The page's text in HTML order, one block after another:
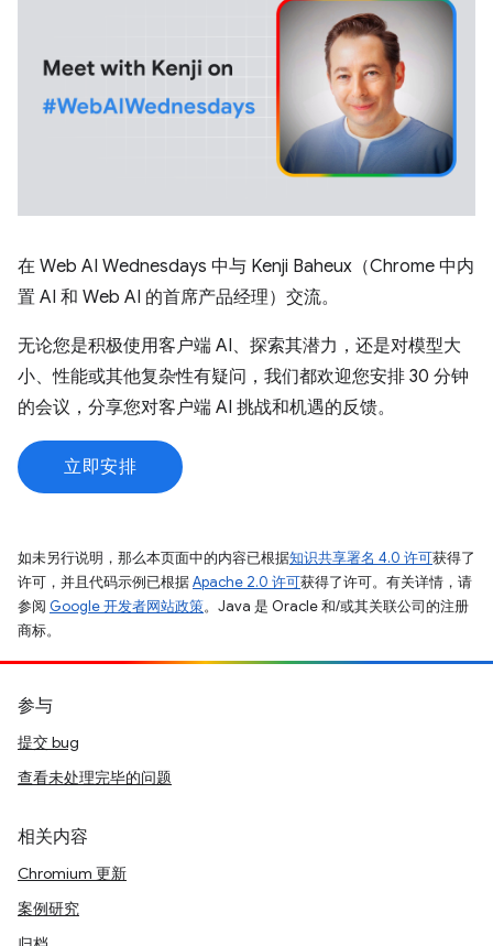
在 Web AI Wednesdays 中与 Kenji Baheux（Chrome 中内
置 AI 和 Web AI 的首席产品经理）交流。
无论您是积极使用客户端 AI、探索其潜力，还是对模型大
小、性能或其他复杂性有疑问，我们都欢迎您安排 30 分钟
的会议，分享您对客户端 AI 挑战和机遇的反馈。
立即安排
如未另行说明，那么本页面中的内容已根据知识共享署名 4.0 许可获得了
许可，并且代码示例已根据Apache 2.0 许可获得了许可。有关详情，请
参阅 Google 开发者网站政策。Java 是 Oracle 和/或其关联公司的注册
商标。
参与
提交 bug
查看未处理完毕的问题
相关内容
Chromium 更新
案例研究